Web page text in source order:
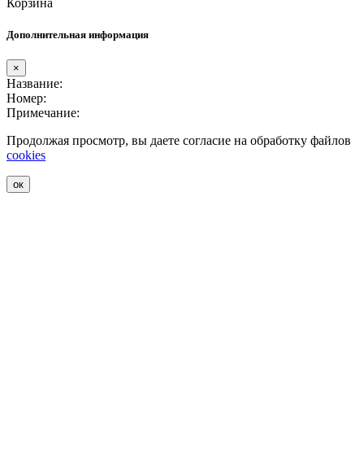
Корзина
Дополнительная информация
×
Название:
Номер:
Примечание:
Продолжая просмотр, вы даете согласие на обработку файлов
cookies
ок